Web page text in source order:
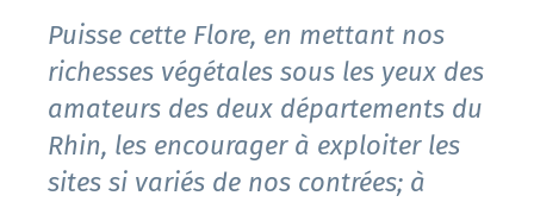
Puisse cette Flore, en mettant nos
richesses végétales sous les yeux des
amateurs des deux départements du
Rhin, les encourager à exploiter les
sites si variés de nos contrées; à